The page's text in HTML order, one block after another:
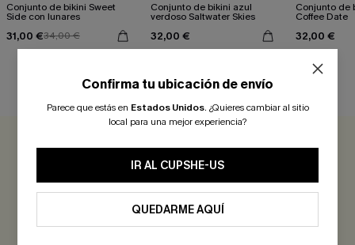
Conjunto de bikini Sweet
Side con lunares
31,00 €34,00 €
Conjunto de bikini azul
verdoso Saltwater Skies
32,00 €
Conjunto de
Coffee Date
32,00 €
RESEÑAS DE CLIENTES
0.0
Sé el Primero en Reseñar
¡Gana más de 30 puntos por cada reseña que dejes!
Confirma tu ubicación de envío
Parece que estás en Estados Unidos. ¿Quieres cambiar al sitio
local para una mejor experiencia?
IR AL CUPSHE-US
QUEDARME AQUÍ